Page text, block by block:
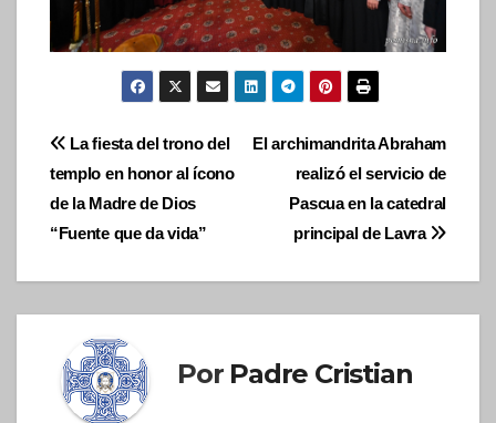
Navegación
de
entradas
El archimandrita Abraham
realizó el servicio de
Pascua en la catedral
principal de Lavra
La fiesta del trono del
templo en honor al ícono
de la Madre de Dios
“Fuente que da vida”
Por Padre Cristian